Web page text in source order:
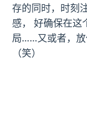
存的同时，时刻
感， 好确保在这
局……又或者，放
（笑）